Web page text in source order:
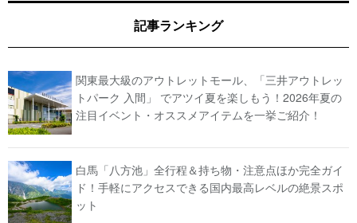
記事ランキング
関東最大級のアウトレットモール、「三井アウトレッ
トパーク 入間」 でアツイ夏を楽しもう！2026年夏の
注目イベント・オススメアイテムを一挙ご紹介！
白馬「八方池」全行程＆持ち物・注意点ほか完全ガイ
ド！手軽にアクセスできる国内最高レベルの絶景スポ
ット